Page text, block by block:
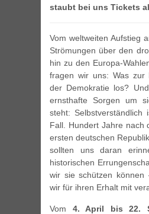
staubt bei uns Tickets
Vom weltweiten Aufstieg
Strömungen über den
hin zu den Europa-
fragen wir uns: Was zur
der Demokratie los?
ernsthafte Sorgen um
steht: Selbstverständlich
Fall. Hundert Jahre nach
ersten deutschen
sollten uns daran
historischen
wir sie schützen können
wir für ihren Erhalt mit
Vom 4. April bis 22.